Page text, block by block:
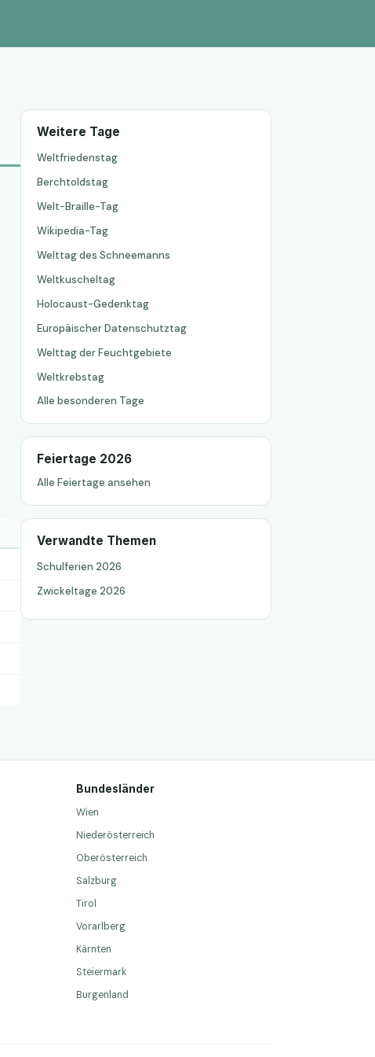
Weitere Tage
Weltfriedenstag
Berchtoldstag
Welt-Braille-Tag
Wikipedia-Tag
Welttag des Schneemanns
Weltkuscheltag
Holocaust-Gedenktag
Europäischer Datenschutztag
Welttag der Feuchtgebiete
Weltkrebstag
Alle besonderen Tage
Feiertage 2026
Alle Feiertage ansehen
Verwandte Themen
Schulferien 2026
Zwickeltage 2026
Bundesländer
Wien
Niederösterreich
Oberösterreich
Salzburg
Tirol
Vorarlberg
Kärnten
Steiermark
Burgenland